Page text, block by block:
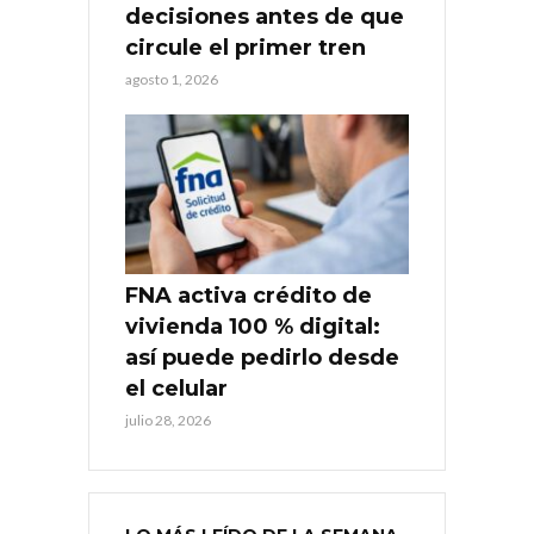
decisiones antes de que
circule el primer tren
agosto 1, 2026
FNA activa crédito de
vivienda 100 % digital:
así puede pedirlo desde
el celular
julio 28, 2026